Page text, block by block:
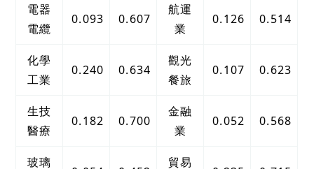
電器
電纜
0.093 0.607
航運
業
0.126 0.514
化學
工業
0.240 0.634
觀光
餐旅
0.107 0.623
生技
醫療
0.182 0.700
金融
業
0.052 0.568
玻璃
貿易